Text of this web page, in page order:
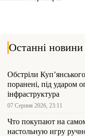
Останні новини
Обстріли
поранені, під ударом
інфраструктура
07 Серпня 2026, 23:11
Что покупают на
настольную игру